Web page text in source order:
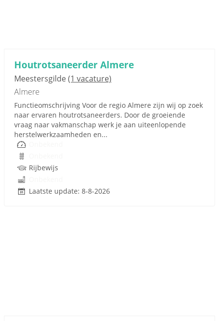
Houtrotsaneerder Almere
Meestersgilde(1 vacature)
Almere
Functieomschrijving Voor de regio Almere zijn wij op zoek
naar ervaren houtrotsaneerders. Door de groeiende
vraag naar vakmanschap werk je aan uiteenlopende
herstelwerkzaamheden en...
Rijbewijs
Laatste update: 8-8-2026